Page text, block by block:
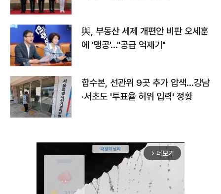
與, 부동산 세제 개편안 비판 오세훈
에 '맹공'…"공급 억제기"
합수본, 선관위 9곳 추가 압색…강남
·서초도 '투표율 허위 입력' 정황
arrow_forward_ios 더보기